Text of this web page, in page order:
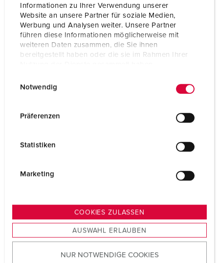
Informationen zu Ihrer Verwendung unserer
Website an unsere Partner für soziale Medien,
Werbung und Analysen weiter. Unsere Partner
führen diese Informationen möglicherweise mit
weiteren Daten zusammen, die Sie ihnen
bereitgestellt haben oder die sie im Rahmen Ihrer
s
u
Notwendig
Präferenzen
Statistiken
Marketing
COOKIES ZULASSEN
AUSWAHL ERLAUBEN
NUR NOTWENDIGE COOKIES
VERS LE PRODUIT